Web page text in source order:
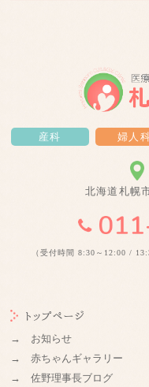
産科 婦人
北海道札幌
（受付時間 8:30～12:00 /
トップページ
→ お知らせ
→ 赤ちゃんギャラリー
→ 佐野理事長ブログ